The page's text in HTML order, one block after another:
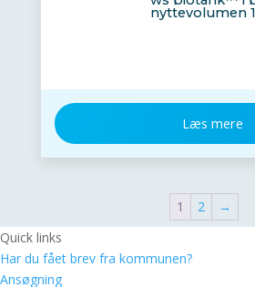
nyttevolumen
Læs mere
1 2
→
Quick links
Har du fået brev fra kommunen?
Ansøgning